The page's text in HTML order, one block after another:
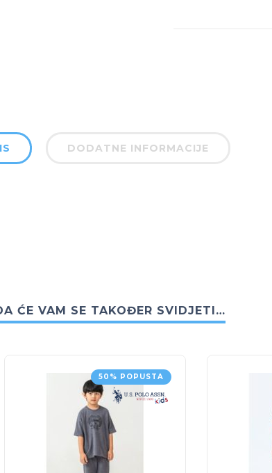
DODATNE INFORMACIJE
ĆE VAM SE TAKOĐER SVIDJETI…
50% POPUSTA